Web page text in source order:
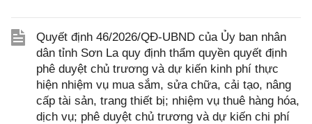
Quyết định 46/2026/QĐ-UBND của Ủy ban nhân
dân tỉnh Sơn La quy định thẩm quyền quyết định
phê duyệt chủ trương và dự kiến kinh phí thực
hiện nhiệm vụ mua sắm, sửa chữa, cải tạo, nâng
cấp tài sản, trang thiết bị; nhiệm vụ thuê hàng hóa,
dịch vụ; phê duyệt chủ trương và dự kiến chi phí